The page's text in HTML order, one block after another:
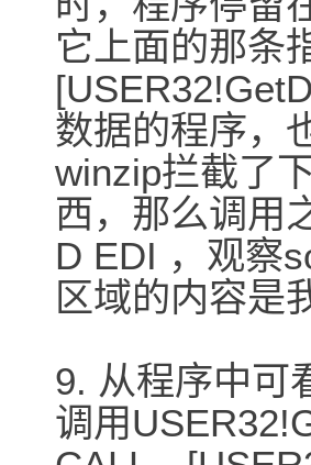
它上面的那
数据的程序，
winzip拦截了
西，那么调用
D EDI ，观察
区域的内容是
9. 从程序中可
调用